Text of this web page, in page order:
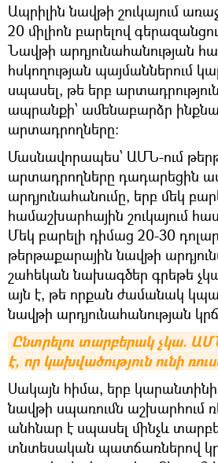
Ապրիլին նավթի շուկայում
20 միլիոն բարելով
Նավթի արդյունահանության
հսկողության պայմաններում
սպասել, թե երբ
ապրանքի՝ ամենաբարձր
արտադրողները։
Մասնավորապես՝ ԱՄՆ-ում
արտադրողները դադարեցին
արդյունահանումը, երբ մեկ
համաշխարհային շուկայում
Մեկ բարելի դիմաց 20-30
թերթաքարային նավթի
շահեկան նախագծեր գրեթե
այն է, թե որքան ժամանակ
նավթի արդյունահանության
Ընտրելու տարբերակ չկա.
է, որ կախվածություն ունի
Սակայն հիմա, երբ
նավթի սպառումն աշխարհում
անհնար է սպասել մինչև
տնտեսական պատճառներով